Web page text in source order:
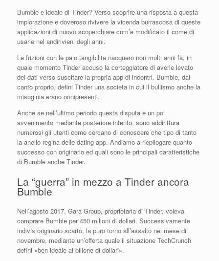
Bumble e ideale di Tinder? Verso scoprire una risposta a questa
implorazione e doveroso rivivere la vicenda burrascosa di queste
applicazioni di nuovo scoperchiare com’e modificato il come di
usarle nel andirivieni degli anni.
Le frizioni con le paio tangibilita nacquero non molti anni fa, in
quale momento Tinder accuso la corteggiatore di averle levato
dei dati verso suscitare la propria app di incontri. Bumble, dal
canto proprio, defini Tinder una societa in cui il bullismo anche la
misoginia erano onnipresenti.
Anche se nell’ultimo periodo questa disputa e un po’
avvenimento mediante posteriore intento, sono addirittura
numerosi gli utenti come cercano di conoscere che tipo di tanto
la anello regina delle dating app. Andiamo a riepilogare quanto
successo con originario ed quali sono le principali caratteristiche
di Bumble anche Tinder.
La “guerra” in mezzo a Tinder ancora
Bumble
Nell’agosto 2017, Gara Group, proprietaria di Tinder, voleva
comprare Bumble per 450 milioni di dollari. Successivamente
indivis originario scarto, la puro torno all’assalto nel mese di
novembre, mediante un’offerta quale il situazione TechCrunch
defini «ben ideale al bilione di dollari».